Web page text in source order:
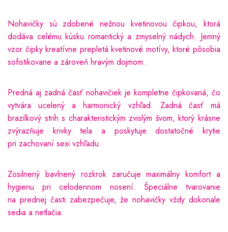
Nohavičky sú zdobené nežnou kvetinovou čipkou, ktorá
dodáva celému kúsku romantický a zmyselný nádych. Jemný
vzor čipky kreatívne prepletá kvetinové motívy, ktoré pôsobia
sofistikovane a zároveň hravým dojmom.
Predná aj zadná časť nohavičiek je kompletne čipkovaná, čo
vytvára ucelený a harmonický vzhľad. Zadná časť má
brazilkový strih s charakteristickým zvislým švom, ktorý krásne
zvýrazňuje krivky tela a poskytuje dostatočné krytie
pri zachovaní sexi vzhľadu.
Zosilnený bavlnený rozkrok zaručuje maximálny komfort a
hygienu pri celodennom nosení. Špeciálne tvarovanie
na prednej časti zabezpečuje, že nohavičky vždy dokonale
sedia a netlačia.